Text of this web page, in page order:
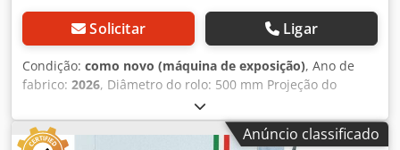
Solicitar Ligar
Condição: como novo (máquina de exposição), Ano de
fabrico: 2026, Diâmetro do rolo: 500 mm Projeção do
suporte: 485 mm Dedpfezq Dchex Af Rsck Profundidade de
corte: 320 mm Mesa com inclinação: sim, de 0 a +20°
Dimensões da mesa: 700 x 490 mm Velocidade da faixa: 18
Anúncio classificado